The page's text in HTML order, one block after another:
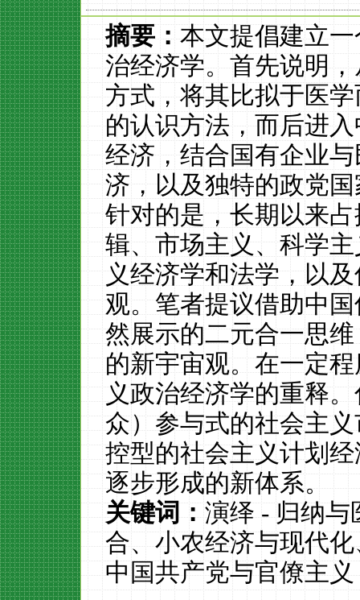
摘要：本文提倡建立
治经济学。首先说明
方式，将其比拟于医
的认识方法，而后进
经济，结合国有企业
济，以及独特的政党
针对的是，长期以来
辑、市场主义、科学
义经济学和法学，以
观。笔者提议借助中
然展示的二元合一思
的新宇宙观。在一定
义政治经济学的重释
众）参与式的社会主
控型的社会主义计划
逐步形成的新体系。
关键词：演绎 - 归纳与
合、小农经济与现代化
中国共产党与官僚主义